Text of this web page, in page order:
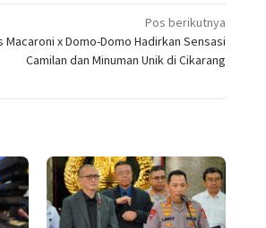
Pos berikutnya
Macaroni x Domo-Domo Hadirkan Sensasi
Camilan dan Minuman Unik di Cikarang